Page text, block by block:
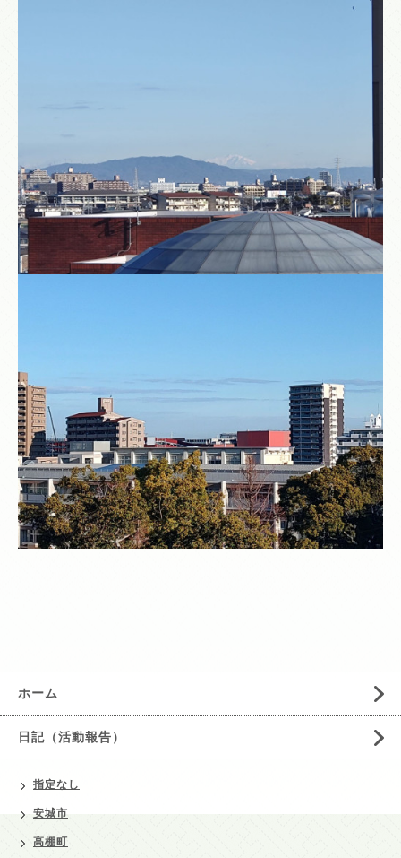
ホーム
日記（活動報告）
指定なし
安城市
高棚町